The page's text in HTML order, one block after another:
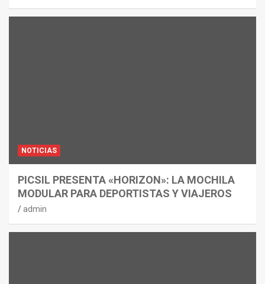
NOTICIAS
PICSIL PRESENTA «HORIZON»: LA MOCHILA
MODULAR PARA DEPORTISTAS Y VIAJEROS
admin